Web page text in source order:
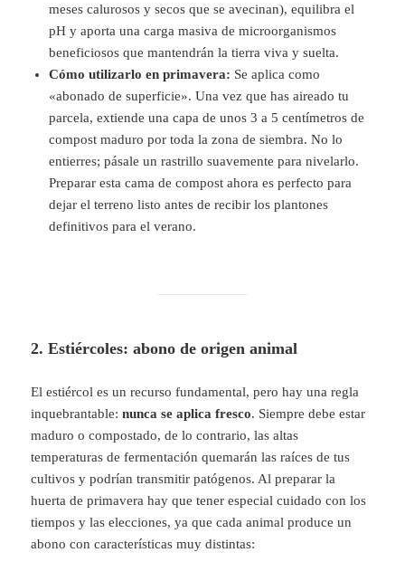
meses calurosos y secos que se avecinan), equilibra el
pH y aporta una carga masiva de microorganismos
beneficiosos que mantendrán la tierra viva y suelta.
Cómo utilizarlo en primavera: Se aplica como
«abonado de superficie». Una vez que has aireado tu
parcela, extiende una capa de unos 3 a 5 centímetros de
compost maduro por toda la zona de siembra. No lo
entierres; pásale un rastrillo suavemente para nivelarlo.
Preparar esta cama de compost ahora es perfecto para
dejar el terreno listo antes de recibir los plantones
definitivos para el verano.
2. Estiércoles: abono de origen animal
El estiércol es un recurso fundamental, pero hay una regla
inquebrantable:nunca se aplica fresco. Siempre debe estar
maduro o compostado, de lo contrario, las altas
temperaturas de fermentación quemarán las raíces de tus
cultivos y podrían transmitir patógenos. Al preparar la
huerta de primavera hay que tener especial cuidado con los
tiempos y las elecciones, ya que cada animal produce un
abono con características muy distintas: